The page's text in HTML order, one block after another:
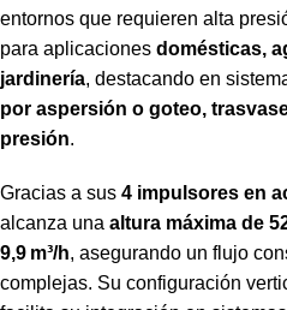
entornos que requieren alta
para aplicaciones domésticas,
jardinería, destacando en
por aspersión o goteo,
presión.
Gracias a sus 4 impulsores en
alcanza una altura máxima de
9,9 m³/h, asegurando un flujo
complejas. Su configuración